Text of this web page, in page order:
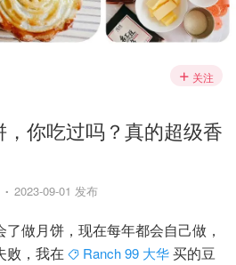
关注
你吃过吗？真的超级香
2023-09-01 发布
做月饼，现在每年都会自己做，
败，我在
Ranch 99 大华买的豆